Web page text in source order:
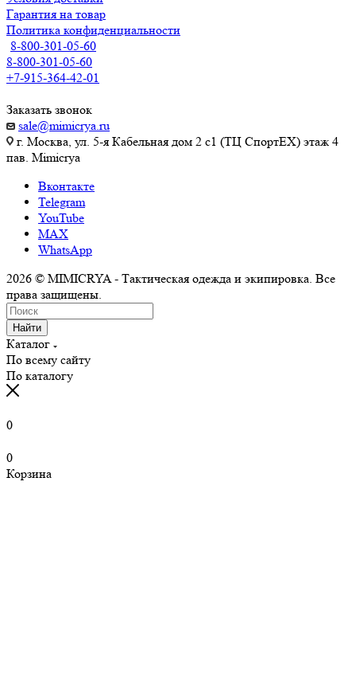
Гарантия на товар
Политика конфиденциальности
8-800-301-05-60
8-800-301-05-60
+7-915-364-42-01
Заказать звонок
sale@mimicrya.ru
г. Москва, ул. 5-я Кабельная дом 2 с1 (ТЦ СпортEX) этаж 4
пав. Mimicrya
Вконтакте
Telegram
YouTube
MAX
WhatsApp
2026 © MIMICRYA - Тактическая одежда и экипировка. Все
права защищены.
Найти
Каталог
По всему сайту
По каталогу
0
0
Корзина